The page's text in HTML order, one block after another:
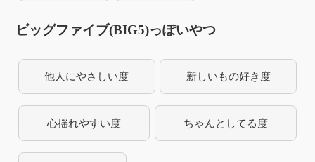
ビッグファイブ(BIG5)っぽいやつ
他人にやさしい度 新しいもの好き度
心揺れやすい度 ちゃんとしてる度